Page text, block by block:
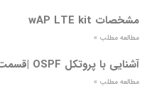
مشخصات wAP LTE kit
مطالعه مطلب »
آشنایی با پروتکل OSPF |قسمت دوم
مطالعه مطلب »